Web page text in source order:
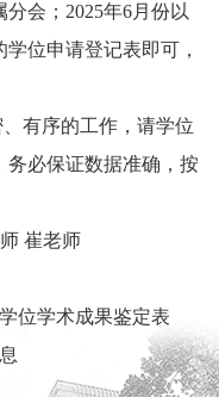
会；2025年6月份以
位申请登记表即可，
有序的工作，请学位
务必保证数据准确，按
崔老师
位学术成果鉴定表